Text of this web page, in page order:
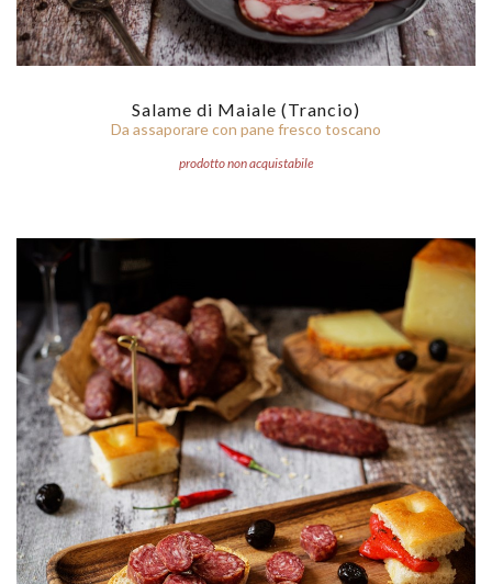
Salame di Maiale (Trancio)
Da assaporare con pane fresco toscano
prodotto non acquistabile